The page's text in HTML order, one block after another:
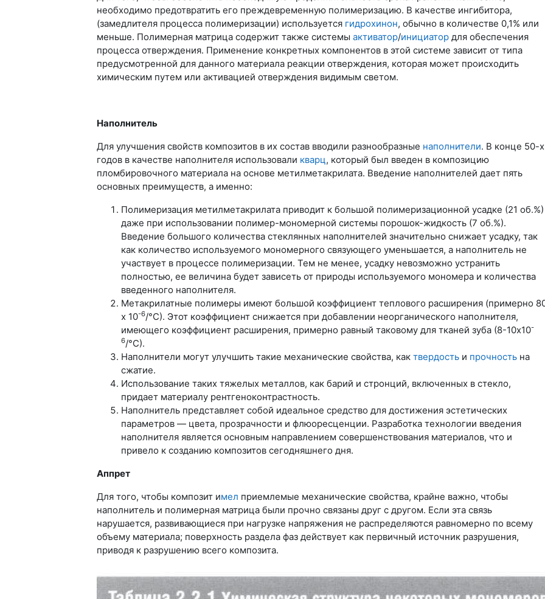
необходимо предотвратить его преждевременную полимеризацию. В качестве ингибитора,
(замедлителя процесса полимеризации) используется гидрохинон, обычно в количестве 0,1% или
меньше. Полимерная матрица содержит также системы активатор/инициатордля обеспечения
процесса отверждения. Применение конкретных компонентов в этой системе зависит от типа
предусмотренной для данного материала реакции отверждения, которая может происходить
химическим путем или активацией отверждения видимым светом.
Наполнитель
Для улучшения свойств композитов в их состав вводили разнообразные наполнители. В конце 50-х
годов в качестве наполнителя использовали кварц, который был введен в композицию
пломбировочного материала на основе метилметакрилата. Введение наполнителей дает пять
основных преимуществ, а именно:
Полимеризация метилметакрилата приводит к большой полимеризационной усадке (21 об.%)
даже при использовании полимер-мономерной системы порошок-жидкость (7 об.%).
Введение большого количества стеклянных наполнителей значительно снижает усадку, так
как количество используемого мономерного связующего уменьшается, а наполнитель не
участвует в процессе полимеризации. Тем не менее, усадку невозможно устранить
полностью, ее величина будет зависеть от природы используемого мономера и количества
введенного наполнителя.
Метакрилатные полимеры имеют большой коэффициент теплового расширения (примерно
х 10-6/°С). Этот коэффициент снижается при добавлении неорганического наполнителя,
имеющего коэффициент расширения, примерно равный таковому для тканей зуба (8-10х10-
6/°С).
Наполнители могут улучшить такие механические свойства, как твердостьи прочностьна
сжатие.
Использование таких тяжелых металлов, как барий и стронций, включенных в стекло,
придает материалу рентгеноконтрастность.
Наполнитель представляет собой идеальное средство для достижения эстетических
параметров — цвета, прозрачности и флюоресценции. Разработка технологии введения
наполнителя является основным направлением совершенствования материалов, что и
привело к созданию композитов сегодняшнего дня.
Аппрет
Для того, чтобы композит имел приемлемые механические свойства, крайне важно, чтобы
наполнитель и полимерная матрица были прочно связаны друг с другом. Если эта связь
нарушается, развивающиеся при нагрузке напряжения не распределяются равномерно по всему
объему материала; поверхность раздела фаз действует как первичный источник разрушения,
приводя к разрушению всего композита.